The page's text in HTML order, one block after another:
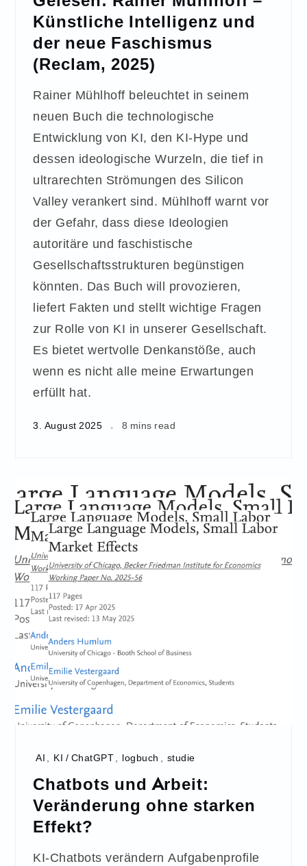
Künstliche Intelligenz und
der neue Faschismus
(Reclam, 2025)
Rainer Mühlhoff beleuchtet in seinem
neuen Buch die technologische
Entwicklung von KI, den KI-Hype und
dessen ideologische Wurzeln, die tief in
ultrarechten Strömungen des Silicon
Valley verankert sind. Mühlhoff warnt vor
der Gefahr, dass diese Ideologien
autoritäre und faschistische
Gesellschaftsstrukturen begünstigen
könnten. Das Buch will provozieren,
liefert Fakten und stellt wichtige Fragen
zur Rolle von KI in unserer Gesellschaft.
Es bietet wertvolle Denkanstöße, auch
wenn es nicht alle meine Erwartungen
erfüllt hat.
3. August 2025 8 mins read
AI KI / ChatGPT logbuch studie
Chatbots und Arbeit:
Veränderung ohne starken
Effekt?
KI-Chatbots verändern Aufgabenprofile